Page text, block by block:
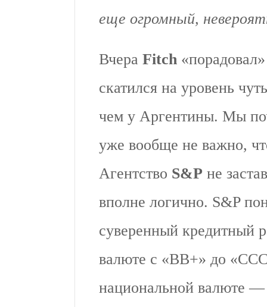
еще огромный,
Вчера Fitch
скатился на уровень
чем у Аргентины. Мы
уже вообще не важно,
Агентство S&P не
вполне логично. S&P
суверенный кредитный
валюте с «ВВ+» до
национальной валюте